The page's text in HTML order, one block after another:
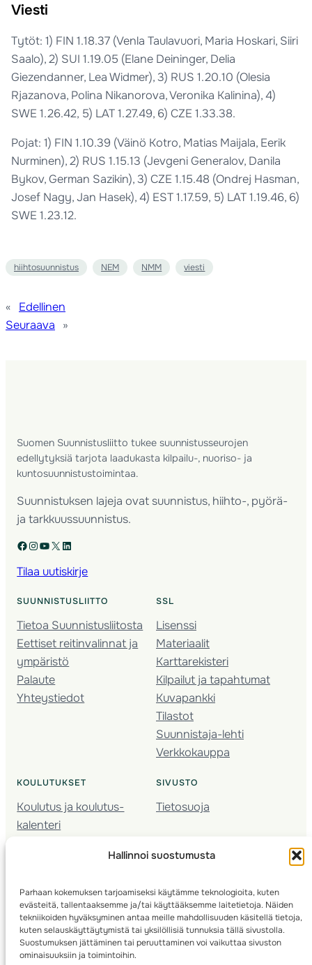
Hallinnoi suostumusta
Parhaan kokemuksen tarjoamiseksi käytämme teknologioita, kuten
evästeitä, tallentaaksemme ja/tai käyttääksemme laitetietoja. Näiden
tekniikoiden hyväksyminen antaa meille mahdollisuuden käsitellä tietoja,
kuten selauskäyttäytymistä tai yksilöllisiä tunnuksia tällä sivustolla.
Suostumuksen jättäminen tai peruuttaminen voi vaikuttaa sivuston
ominaisuuksiin ja toimintoihin.
Viesti
Tytöt: 1) FIN 1.18.37 (Venla Taulavuori, Maria Hoskari, Siiri
Saalo), 2) SUI 1.19.05 (Elane Deininger, Delia
Giezendanner, Lea Widmer), 3) RUS 1.20.10 (Olesia
Rjazanova, Polina Nikanorova, Veronika Kalinina), 4)
SWE 1.26.42, 5) LAT 1.27.49, 6) CZE 1.33.38.
Pojat: 1) FIN 1.10.39 (Väinö Kotro, Matias Maijala, Eerik
Nurminen), 2) RUS 1.15.13 (Jevgeni Generalov, Danila
Bykov, German Sazikin), 3) CZE 1.15.48 (Ondrej Hasman,
Josef Nagy, Jan Hasek), 4) EST 1.17.59, 5) LAT 1.19.46, 6)
SWE 1.23.12.
hiihtosuunnistus NEM NMM viesti
«
Edellinen
Seuraava
»
Suomen Suunnistusliitto tukee suunnistusseurojen
edellytyksiä tarjota laadukasta kilpailu-, nuoriso- ja
kuntosuunnistustoimintaa.
Suunnistuksen lajeja ovat suunnistus, hiihto-, pyörä-
ja tarkkuussuunnistus.
Facebook Instagram YouTube X LinkedIn
Tilaa uutiskirje
SUUNNISTUSLIITTO
Tietoa Suunnistusliitosta
Eettiset reitinvalinnat ja
ympäristö
Palaute
Yhteystiedot
SSL
Lisenssi
Materiaalit
Karttarekisteri
Kilpailut ja tapahtumat
Kuvapankki
Tilastot
Suunnistaja-lehti
Verkkokauppa
KOULUTUKSET
Koulutus ja koulutus­
kalenteri
Seura­kehittäminen
Kartoitus
Ratamestari
SIVUSTO
Tietosuoja
© 2025 ·Suomen Suunnistusliitto· Valimotie 10, 00380 Helsinki, Finland